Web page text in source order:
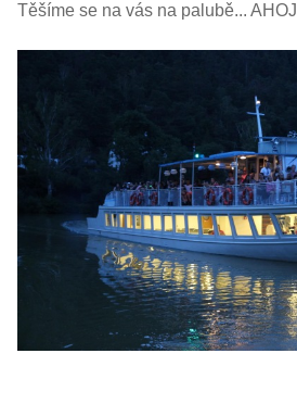
Těšíme se na vás na palubě... AHOJ